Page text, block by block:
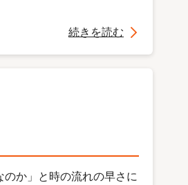
続きを読む
か」と時の流れの早さに